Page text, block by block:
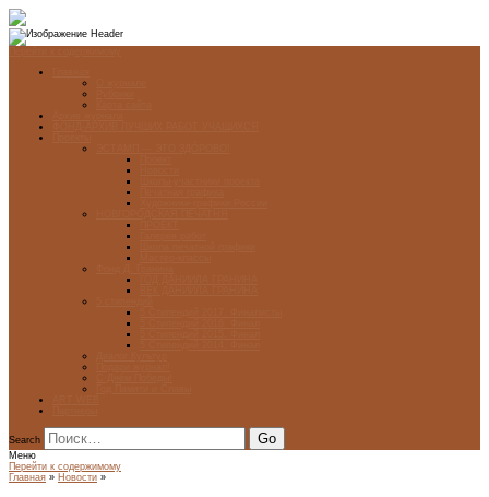
Search
Меню
Перейти к содержимому
Главная » Новости »